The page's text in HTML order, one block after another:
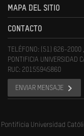
MAPA DEL SITIO
CONTACTO
TELÉFONO: (51) 626-2000
PONTIFICIA UNIVERSIDAD
RUC: 20155945860
ENVIAR MENSAJE
Pontificia Universidad